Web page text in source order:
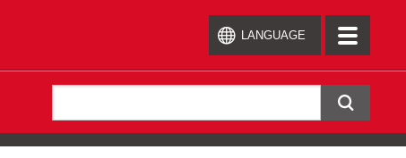
toggle
navigation
LANGUAGE